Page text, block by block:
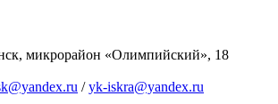
микрорайон «Олимпийский», 18
/yk-iskra@yandex.ru